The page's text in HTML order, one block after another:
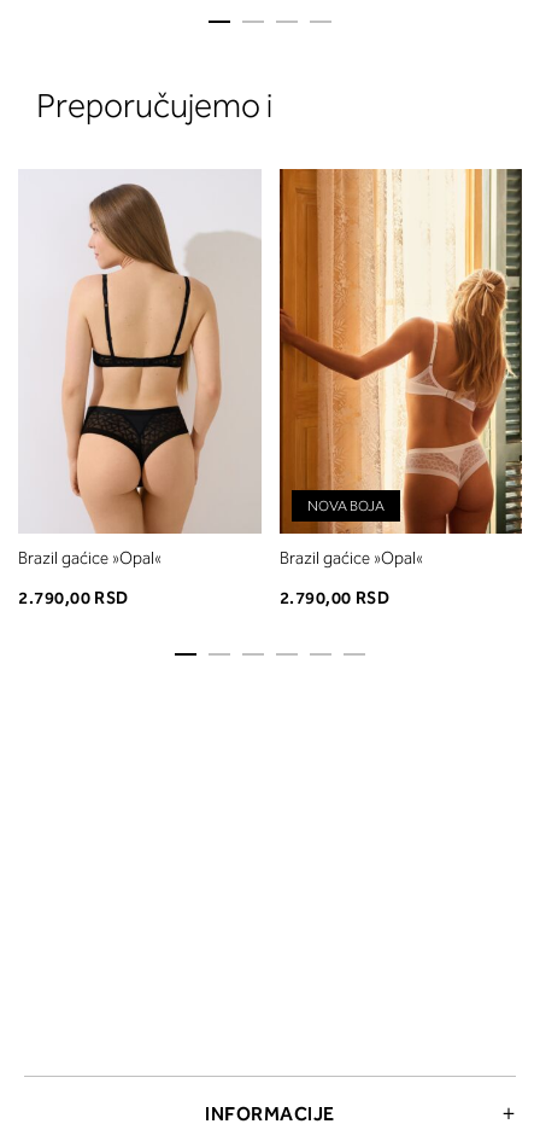
Preporučujemo i
Brazil gaćice »Opal«
2.790,00 RSD
NOVA BOJA
Brazil gaćice »Opal«
2.790,00 RSD
INFORMACIJE
2. Prsni obseg
Izmerite obim grudi. Postavite
traku preko leđa u nivou dekoltea i
preko grudi, u nivou bradavica - do
udubljenja između grudi. U odeljku
ćete pročitati koja dubina korpe
odgovara vašoj meri (A, B...) -
potražite u koloni koju ste odredili
merenjem grudi.